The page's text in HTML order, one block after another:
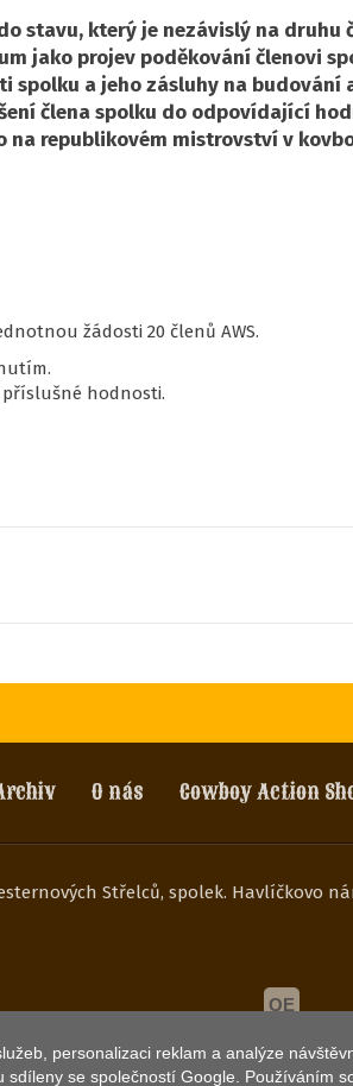
stavu, který je nezávislý na druhu
jako projev poděkování členovi
a jeho zásluhy na budování
člena spolku do odpovídající
na republikovém mistrovství v
žádosti 20 členů AWS.
hodnosti.
O nás Cowboy Action
Střelců, spolek. Havlíčkovo
QE
personalizaci reklam a analýze
sdíleny se společností Google. Používáním